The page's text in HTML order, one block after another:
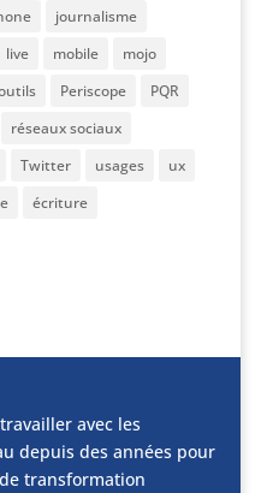
journalisme
live mobile
mojo
Periscope
PQR
réseaux sociaux
Twitter usages
ux
écriture
avec les
depuis des années pour
transformation